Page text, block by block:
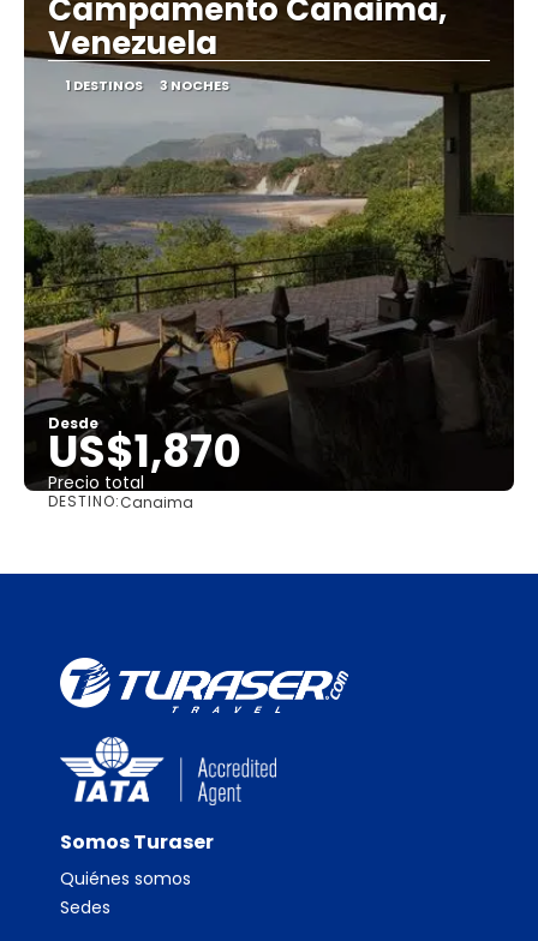
Campamento Canaima,
Venezuela
1 DESTINOS 3 NOCHES
Desde
US$1,870
Precio total
DESTINO:Canaima
Somos Turaser
Quiénes somos
Sedes